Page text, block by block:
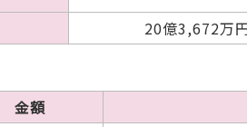
20億3,672万
金額